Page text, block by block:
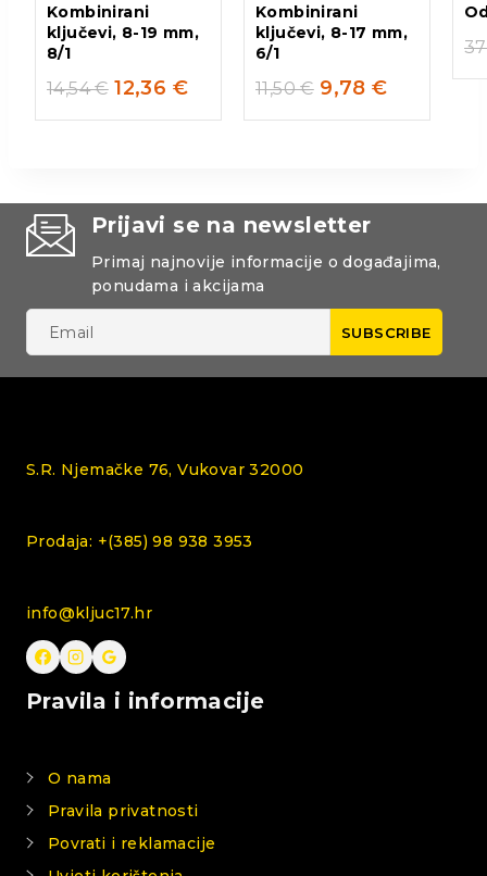
Kombinirani
ključevi, 8-19 mm,
8/1
14,54€ 12,36 €
Kombinirani
ključevi, 8-17 mm,
6/1
11,50€ 9,78€
Prijavi se na newsletter
Primaj najnovije informacije o događajima,
ponudama i akcijama
S.R. Njemačke 76, Vukovar 32000
Prodaja: +(385) 98 938 3953
info@kljuc17.hr
Pravila i informacije
O nama
Pravila privatnosti
Povrati i reklamacije